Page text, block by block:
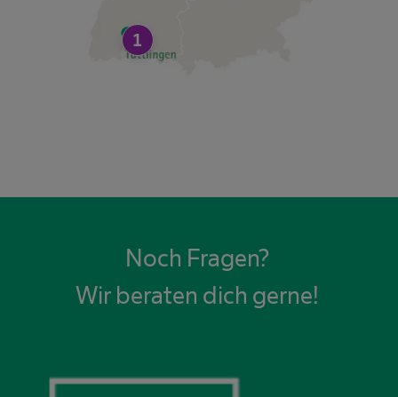
1
Noch Fragen?
Wir beraten dich gerne!